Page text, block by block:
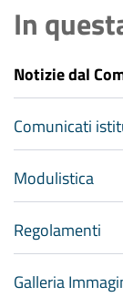
In
Notizie dal
Comunicati
Modulistica
Regolamenti
Galleria